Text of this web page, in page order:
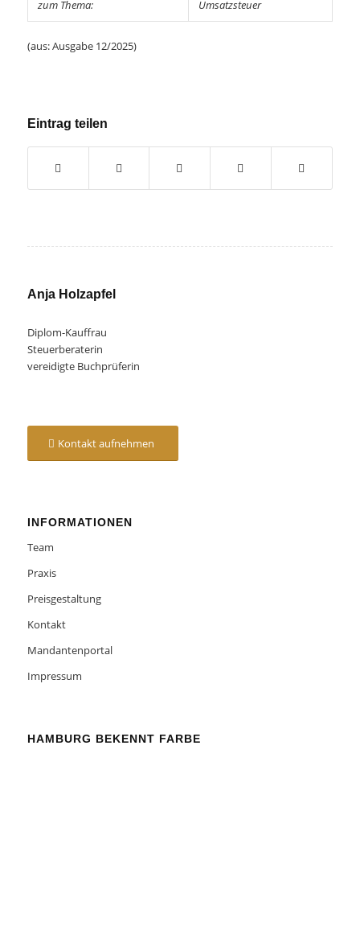
zum Thema: Umsatzsteuer
(aus: Ausgabe 12/2025)
Eintrag teilen
Anja Holzapfel
Diplom-Kauffrau
Steuerberaterin
vereidigte Buchprüferin
Kontakt aufnehmen
INFORMATIONEN
Team
Praxis
Preisgestaltung
Kontakt
Mandantenportal
Impressum
HAMBURG BEKENNT FARBE